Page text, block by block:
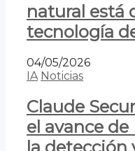
natural está
tecnología
04/05/2026
IA Noticias
Claude
el avance